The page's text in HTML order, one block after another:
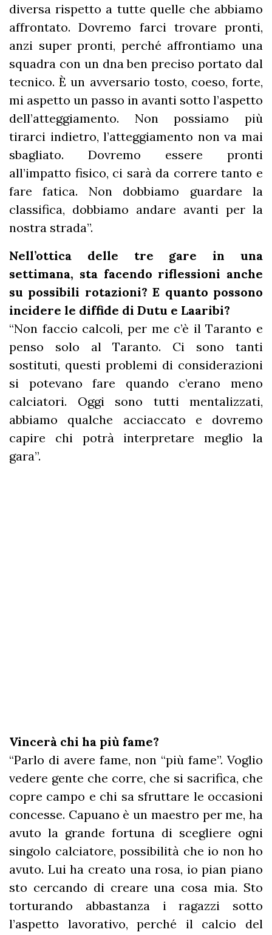
diversa rispetto a tutte quelle che abbiamo
affrontato. Dovremo farci trovare pronti,
anzi super pronti, perché affrontiamo una
squadra con un dna ben preciso portato dal
tecnico. È un avversario tosto, coeso, forte,
mi aspetto un passo in avanti sotto l’aspetto
dell’atteggiamento. Non possiamo più
tirarci indietro, l’atteggiamento non va mai
sbagliato. Dovremo essere pronti
all’impatto fisico, ci sarà da correre tanto e
fare fatica. Non dobbiamo guardare la
classifica, dobbiamo andare avanti per la
nostra strada”.
Nell’ottica delle tre gare in una
settimana, sta facendo riflessioni anche
su possibili rotazioni? E quanto possono
incidere le diffide di Dutu e Laaribi?
“Non faccio calcoli, per me c’è il Taranto e
penso solo al Taranto. Ci sono tanti
sostituti, questi problemi di considerazioni
si potevano fare quando c’erano meno
calciatori. Oggi sono tutti mentalizzati,
abbiamo qualche acciaccato e dovremo
capire chi potrà interpretare meglio la
gara”.
Vincerà chi ha più fame?
“Parlo di avere fame, non “più fame”. Voglio
vedere gente che corre, che si sacrifica, che
copre campo e chi sa sfruttare le occasioni
concesse. Capuano è un maestro per me, ha
avuto la grande fortuna di scegliere ogni
singolo calciatore, possibilità che io non ho
avuto. Lui ha creato una rosa, io pian piano
sto cercando di creare una cosa mia. Sto
torturando abbastanza i ragazzi sotto
l’aspetto lavorativo, perché il calcio del